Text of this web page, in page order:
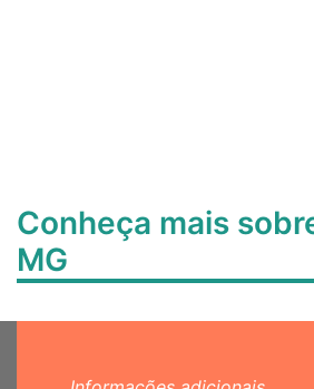
Conheça mais
MG